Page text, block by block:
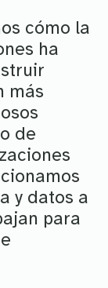
cómo la
ha
más
de
y datos a
para